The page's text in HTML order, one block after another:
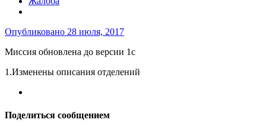
Опубликовано 28 июля, 2017
Миссия обновлена до версии 1c
1.Изменены описания отделений
Поделиться сообщением